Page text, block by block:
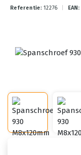
Referentie: 12276 EAN: